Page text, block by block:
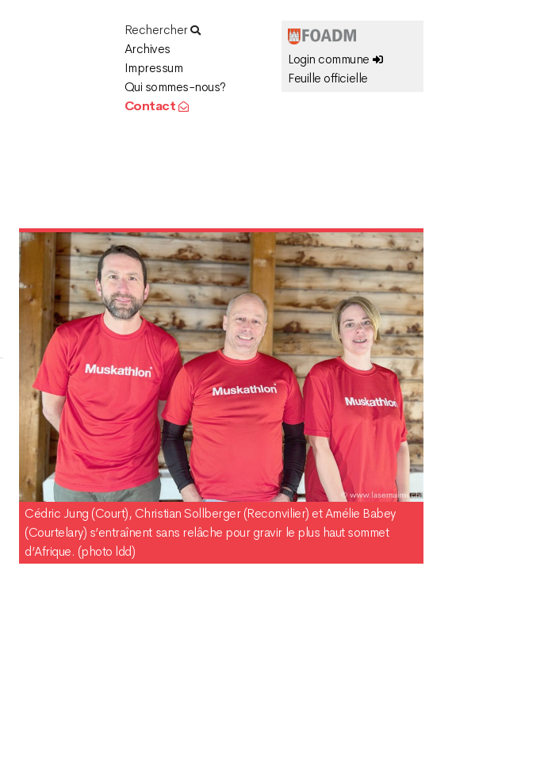
Rechercher
Archives
Impressum
Qui sommes-nous?
Contact
Login commune
Feuille officielle
Cédric Jung (Court), Christian Sollberger (Reconvilier) et Amélie Babey
(Courtelary) s’entraînent sans relâche pour gravir le plus haut sommet
d’Afrique. (photo ldd)